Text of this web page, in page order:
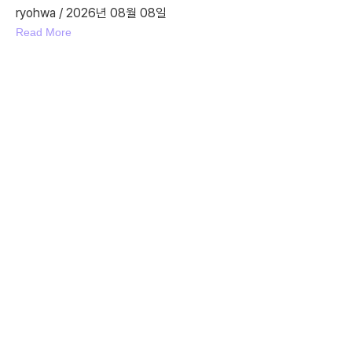
ryohwa 2026년 08월 08일
Read More